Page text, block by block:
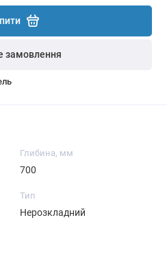
замовлення
Глибина, мм
700
Тип
Нерозкладний